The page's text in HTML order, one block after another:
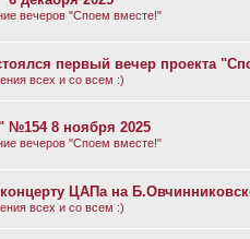
вечеров "Споем вместе!"
первый вечер проекта
всех и со всем :)
№154 8 ноября 2025
вечеров "Споем вместе!"
ЦАПа на
всех и со всем :)